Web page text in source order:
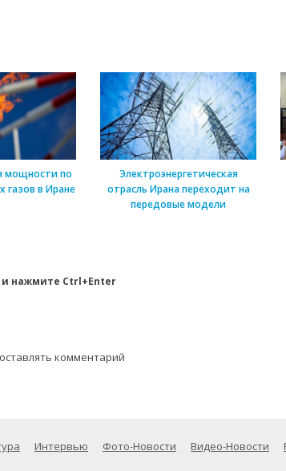
мощности по
газов в Иране
Электроэнергетическая
отрасль Ирана переходит на
передовые модели
нажмите Ctrl+Enter
комментарий
Интервью Фото-Новости Видео-Новости